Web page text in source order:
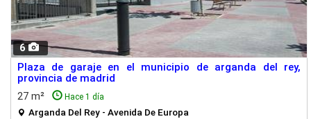
6
Plaza de garaje en el municipio de arganda del rey,
provincia de madrid
27 m²
Hace 1 día
Arganda Del Rey - Avenida De Europa